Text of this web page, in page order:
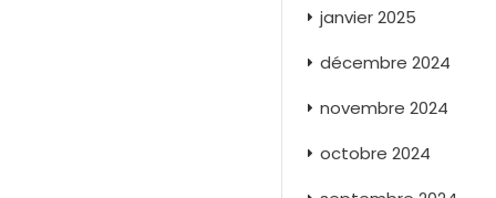
janvier 2025
décembre 2024
novembre 2024
octobre 2024